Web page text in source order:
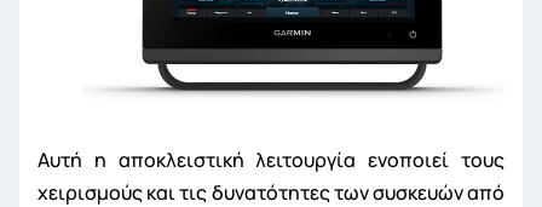
Αυτή η αποκλειστική λειτουργία ενοποιεί τους
χειρισμούς και τις δυνατότητες των συσκευών από